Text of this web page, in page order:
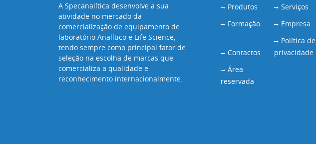
A Specanalítica desenvolve a sua
atividade no mercado da
comercialização de equipamento de
laboratório Analítico e Life Science,
tendo sempre como principal fator de
seleção na escolha de marcas que
comercializa a qualidade e
reconhecimento internacionalmente.
Produtos
Serviços
Formação
Empresa
Contactos
Política de
privacidade
Área
reservada